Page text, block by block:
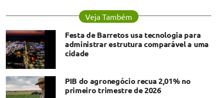
Veja Também
Festa de Barretos usa tecnologia para
administrar estrutura comparável a uma
cidade
PIB do agronegócio recua 2,01% no
primeiro trimestre de 2026